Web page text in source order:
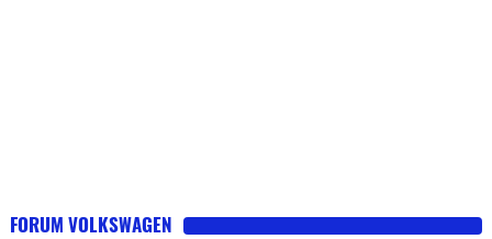
FORUM VOLKSWAGEN